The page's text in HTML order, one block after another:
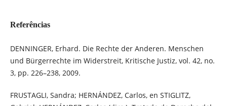
Referências
DENNINGER, Erhard. Die Rechte der Anderen. Menschen
und Bürgerrechte im Widerstreit, Kritische Justiz, vol. 42, no.
3, pp. 226–238, 2009.
FRUSTAGLI, Sandra; HERNÁNDEZ, Carlos, en STIGLITZ,